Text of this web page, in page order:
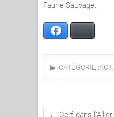
Faune Sauvage.
CATÉGORIE :
← Cerf dans